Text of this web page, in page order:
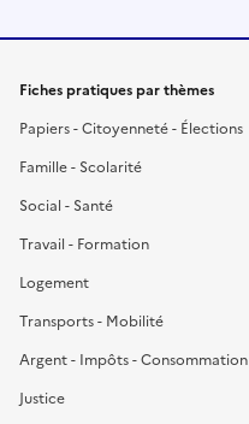
Fiches pratiques par thèmes
Papiers - Citoyenneté - Élections
Famille - Scolarité
Social - Santé
Travail - Formation
Logement
Transports - Mobilité
Argent - Impôts - Consommation
Justice